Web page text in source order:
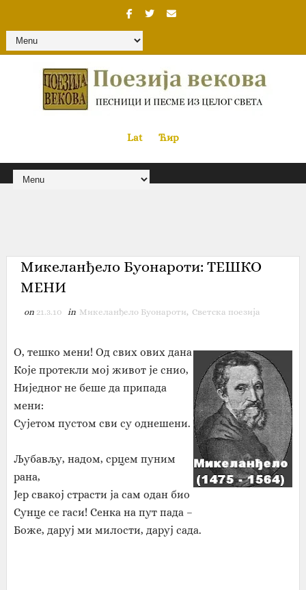
Lat« Ћир
Микеланђело Буонароти: ТЕШКО
МЕНИ
on 21.3.10 in Микеланђело Буонароти, Светска поезија
О, тешко мени! Од свих ових дана
Које протекли мој живот је снио,
Ниједног не беше да припада
мени:
Сујетом пустом сви су однешени.
Љубављу, надом, срцем пуним
рана,
Јер свакој страсти ја сам одан био
Сунце се гаси! Сенка на пут пада –
Боже, даруј ми милости, даруј сада.